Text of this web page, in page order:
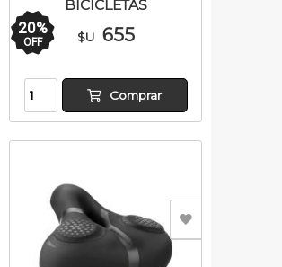
BICICLETAS
20%
OFF $U 655
Comprar